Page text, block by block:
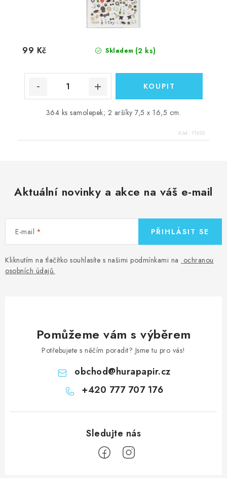
Skladem (2 ks)
99 Kč
364 ks samolepek; 2 aršíky 7,5 x 16,5 cm.
Kód: 71930
Aktuální novinky a akce na váš e-mail
E-mail
Kliknutím na tlačítko souhlasíte s našimi podmínkami na ochranou
osobních údajů.
PŘIHLÁSIT SE
Pomůžeme vám s výběrem
Potřebujete s něčím poradit? Jsme tu pro vás!
obchod@hurapapir.cz
+420 777 707 176